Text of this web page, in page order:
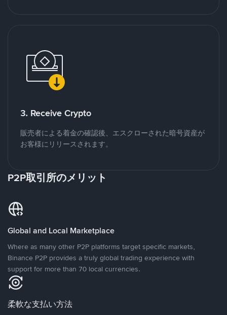
3. Receive Crypto
販売者による着金の確認後、エスクローされた暗号資産が
お客様にリリースされます。
P2P取引所のメリット
Global and Local Marketplace
Where as many other P2P platforms target specific markets,
Binance P2P provides a truly global trading experience with
support for more than 70 local currencies.
柔軟な支払い方法